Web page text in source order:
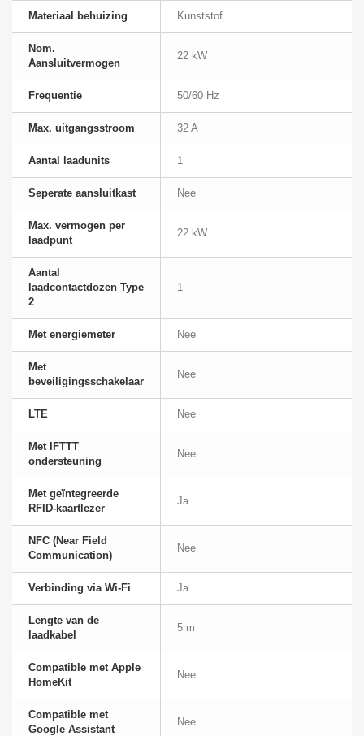
Materiaal behuizing Kunststof
Nom.
Aansluitvermogen
22 kW
Frequentie 50/60 Hz
Max. uitgangsstroom 32 A
Aantal laadunits 1
Seperate aansluitkast Nee
Max. vermogen per
laadpunt
22 kW
Aantal
laadcontactdozen Type
2
1
Met energiemeter Nee
Met
beveiligingsschakelaar
Nee
LTE Nee
Met IFTTT
ondersteuning
Nee
Met geïntegreerde
RFID-kaartlezer
Ja
NFC (Near Field
Communication)
Nee
Verbinding via Wi-Fi Ja
Lengte van de
laadkabel
5 m
Compatible met Apple
HomeKit
Nee
Compatible met
Google Assistant
Nee